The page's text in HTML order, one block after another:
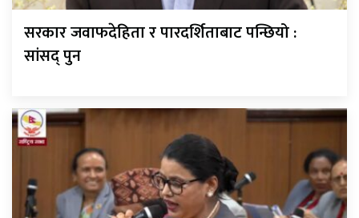
सरकार जवाफदेहिता र पारदर्शिताबाट पन्छियो :
सांसद् पुन